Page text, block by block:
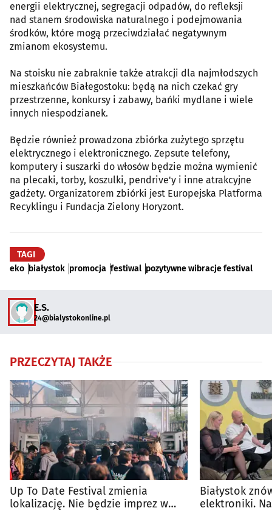
energii elektrycznej, segregacji odpadów, do refleksji
nad stanem środowiska naturalnego i podejmowania
środków, które mogą przeciwdziałać negatywnym
zmianom ekosystemu.
Na stoisku nie zabraknie także atrakcji dla najmłodszych
mieszkańców Białegostoku: będą na nich czekać gry
przestrzenne, konkursy i zabawy, bańki mydlane i wiele
innych niespodzianek.
Będzie również prowadzona zbiórka zużytego sprzętu
elektrycznego i elektronicznego. Zepsute telefony,
komputery i suszarki do włosów będzie można wymienić
na plecaki, torby, koszulki, pendrive'y i inne atrakcyjne
gadżety. Organizatorem zbiórki jest Europejska Platforma
Recyklingu i Fundacja Zielony Horyzont.
TAGI
eko białystok promocja festiwal pozytywne wibracje festival
E.S.
24@bialystokonline.pl
PRZECZYTAJ TAKŻE
Up To Date Festival zmienia
lokalizację. Nie będzie imprez w
Białystok
elektroniki.